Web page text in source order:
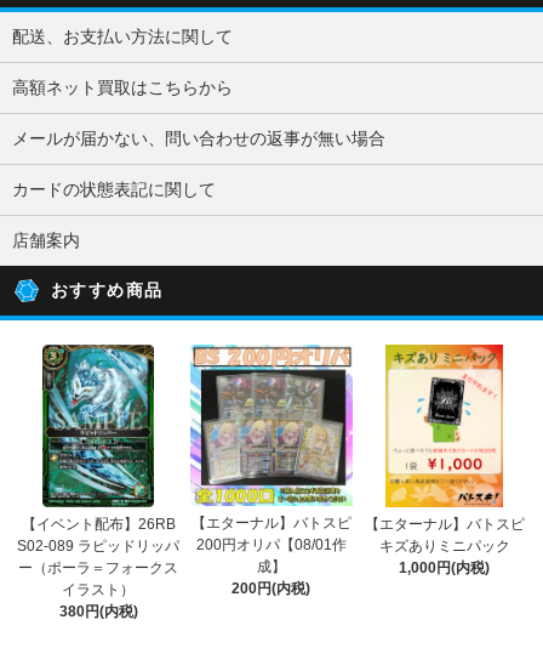
配送、お支払い方法に関して
高額ネット買取はこちらから
メールが届かない、問い合わせの返事が無い場合
カードの状態表記に関して
店舗案内
おすすめ商品
【イベント配布】26RB
S02-089 ラピッドリッパ
ー（ポーラ＝フォークス
イラスト）
380円(内税)
【エターナル】バトスピ
200円オリパ【08/01作
成】
200円(内税)
【エターナル】バトスピ
キズありミニパック
1,000円(内税)